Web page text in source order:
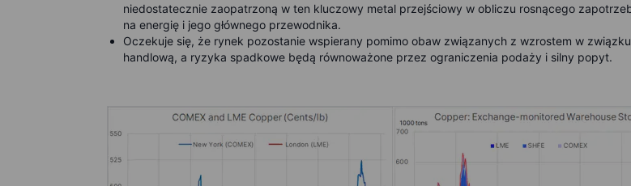
niedostatecznie zaopatrzoną w ten kluczowy metal przejściowy w obliczu rosnącego
na energię i jego głównego przewodnika.
Oczekuje się, że rynek pozostanie wspierany pomimo obaw związanych z wzrostem w
handlową, a ryzyka spadkowe będą równoważone przez ograniczenia podaży i silny popyt.